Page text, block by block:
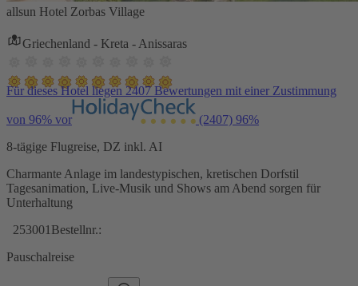
allsun Hotel Zorbas Village
Griechenland - Kreta - Anissaras
Für dieses Hotel liegen 2407 Bewertungen mit einer Zustimmung
von 96% vor (2407) 96%
8-tägige Flugreise, DZ inkl. AI
Charmante Anlage im landestypischen, kretischen Dorfstil
Tagesanimation, Live-Musik und Shows am Abend sorgen für
Unterhaltung
253001 Bestellnr.:
Pauschalreise